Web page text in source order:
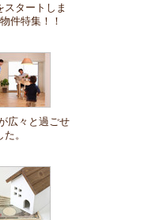
タートしま
件特集！！
広々と過ごせ
。